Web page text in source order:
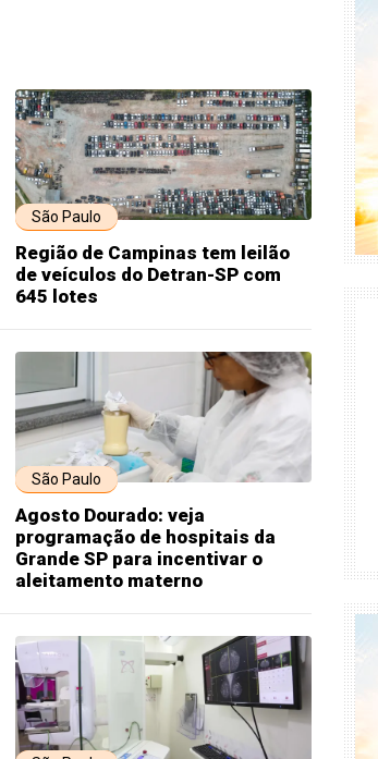
São Paulo
Região de Campinas tem leilão
de veículos do Detran-SP com
645 lotes
São Paulo
Agosto Dourado: veja
programação de hospitais da
Grande SP para incentivar o
aleitamento materno